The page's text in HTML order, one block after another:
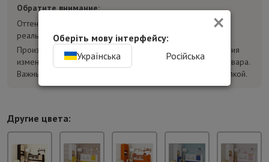
Обратите внимание:
Оттенок товара на фотографиях может отличаться от
реального.
Производитель может без предварительного уведомления
изменять конструкцию, комплектацию и характеристики товара.
Важные параметры уточняйте у консультанта перед покупкой.
Другие цвета:
×
Оберіть мову інтерфейсу:
Українська
Російська